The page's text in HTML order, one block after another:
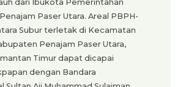
dari Ibukota Pemerintahan
Paser Utara. Areal PBPH-
Subur terletak di Kecamatan
Penajam Paser Utara,
Timur dapat dicapai
dengan Bandara